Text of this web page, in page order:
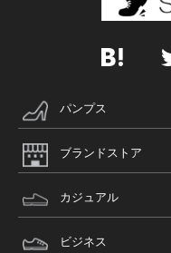
パンプス
ブランドストア
カジュアル
ビジネス